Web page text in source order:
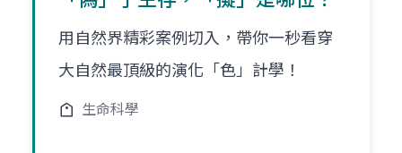
用自然界精彩案例切入，帶你一秒看穿
大自然最頂級的演化「色」計學！
生命科學